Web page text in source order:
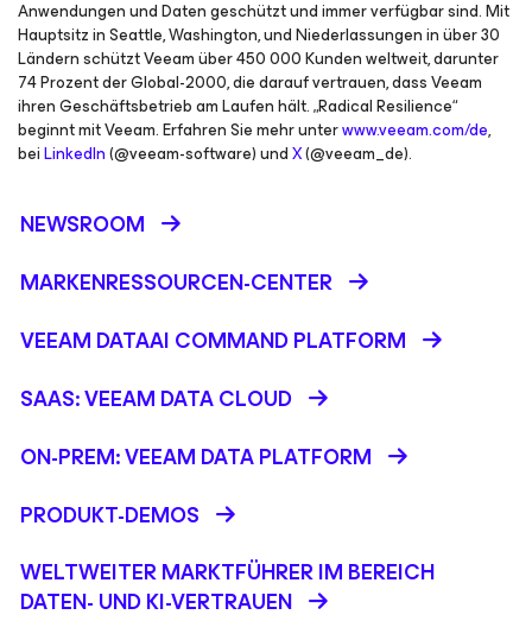
Anwendungen und Daten geschützt und immer verfügbar sind. Mit
Hauptsitz in Seattle, Washington, und Niederlassungen in über 30
Ländern schützt Veeam über 450 000 Kunden weltweit, darunter
74 Prozent der Global-2000, die darauf vertrauen, dass Veeam
ihren Geschäftsbetrieb am Laufen hält. „Radical Resilience“
beginnt mit Veeam. Erfahren Sie mehr unterwww.veeam.com/de,
beiLinkedIn(@veeam-software) undX(@veeam_de).
NEWSROOM
MARKENRESSOURCEN-CENTER
VEEAM DATAAI COMMAND PLATFORM
SAAS: VEEAM DATA CLOUD
ON-PREM: VEEAM DATA PLATFORM
PRODUKT-DEMOS
WELTWEITER MARKTFÜHRER IM BEREICH
DATEN- UND KI-VERTRAUEN